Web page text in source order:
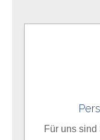
Für uns